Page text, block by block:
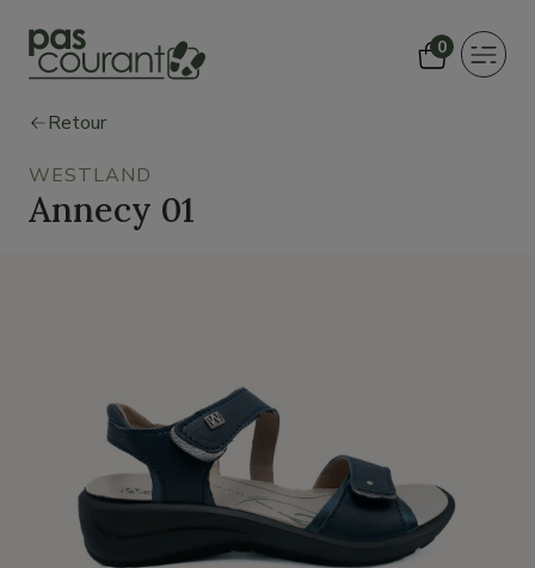
0
Toggle
Retour
WESTLAND
Annecy 01